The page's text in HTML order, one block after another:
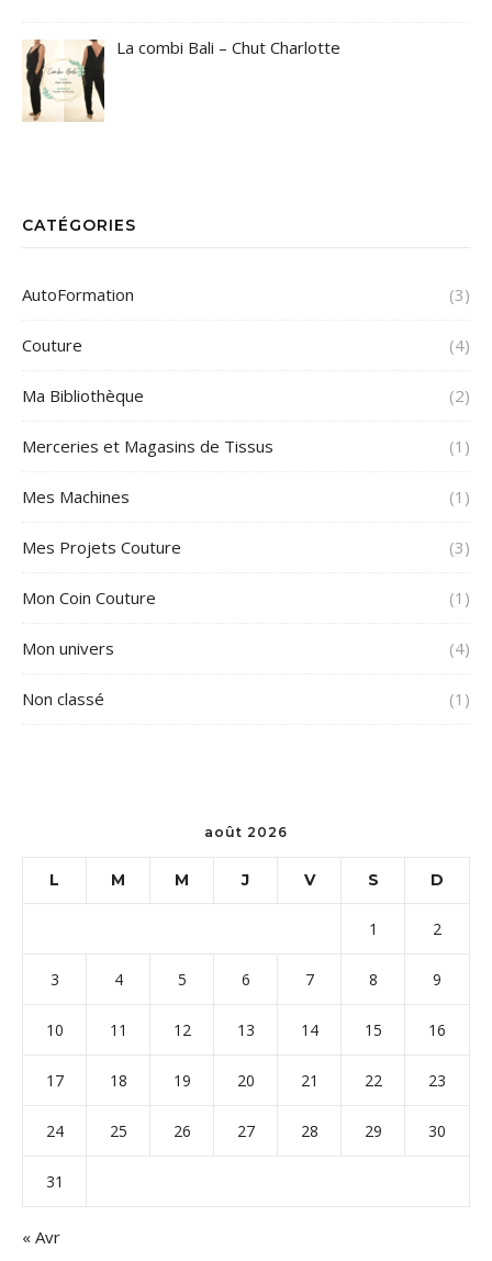
La combi Bali – Chut Charlotte
CATÉGORIES
AutoFormation (3)
Couture (4)
Ma Bibliothèque (2)
Merceries et Magasins de Tissus (1)
Mes Machines (1)
Mes Projets Couture (3)
Mon Coin Couture (1)
Mon univers (4)
Non classé (1)
août 2026
L M M J V S D
1 2
3 4 5 6 7 8 9
10 11 12 13 14 15 16
17 18 19 20 21 22 23
24 25 26 27 28 29 30
31
« Avr